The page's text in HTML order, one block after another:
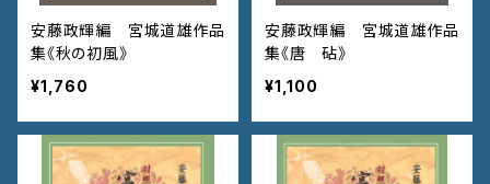
安藤政輝編 宮城道雄作品
集《秋の初風》
¥1,760
安藤政輝編 宮城道雄作品
集《唐 砧》
¥1,100